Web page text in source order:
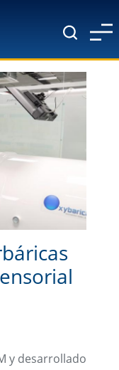
y desarrollado